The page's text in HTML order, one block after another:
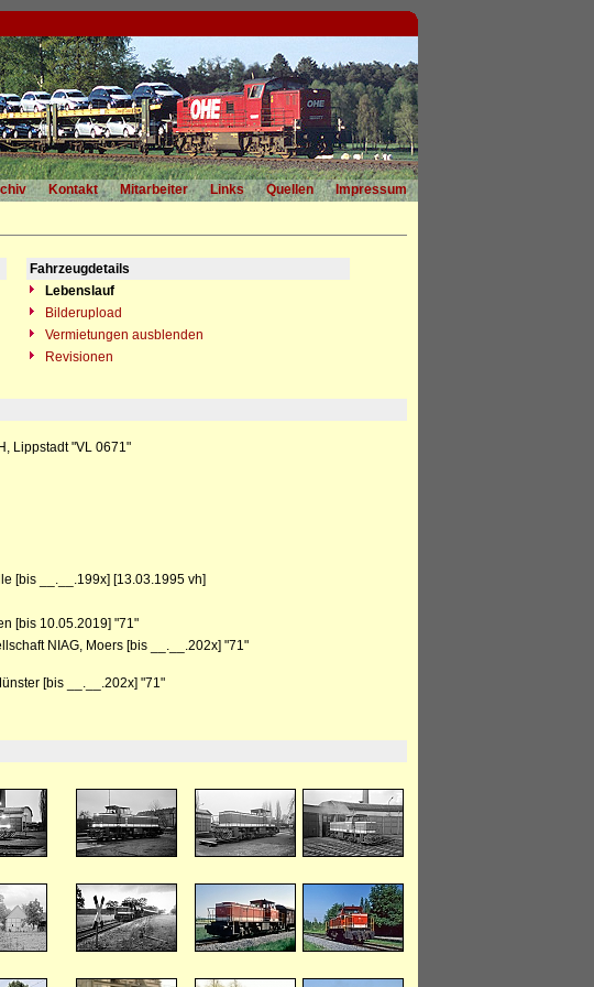
Kontakt Mitarbeiter Links Quellen
Impressum
Fahrzeugdetails
Lebenslauf
Bilderupload
Vermietungen ausblenden
Revisionen
Lippstadt "VL 0671"
[bis __.__.199x] [13.03.1995 vh]
[bis 10.05.2019] "71"
NIAG, Moers [bis __.__.202x] "71"
[bis __.__.202x] "71"